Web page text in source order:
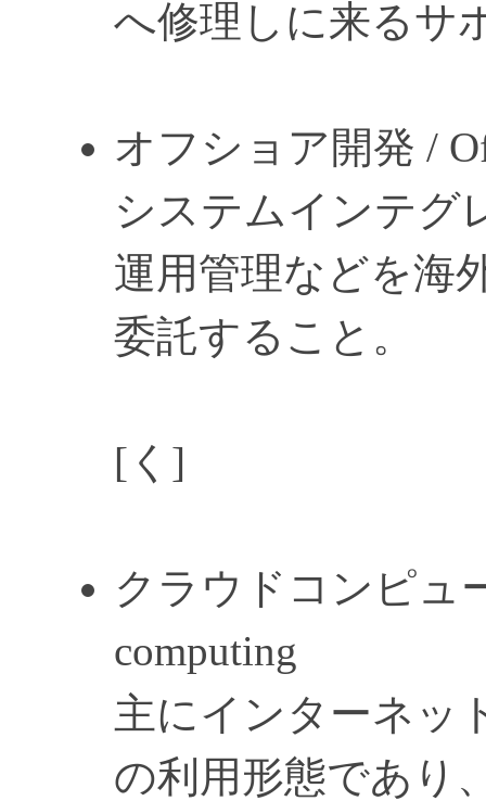
へ修理しに来るサ
オフショア開発 /
システムインテグ
運用管理などを海
委託すること。
[く]
クラウドコンピュ
computing
主にインターネッ
の利用形態であり